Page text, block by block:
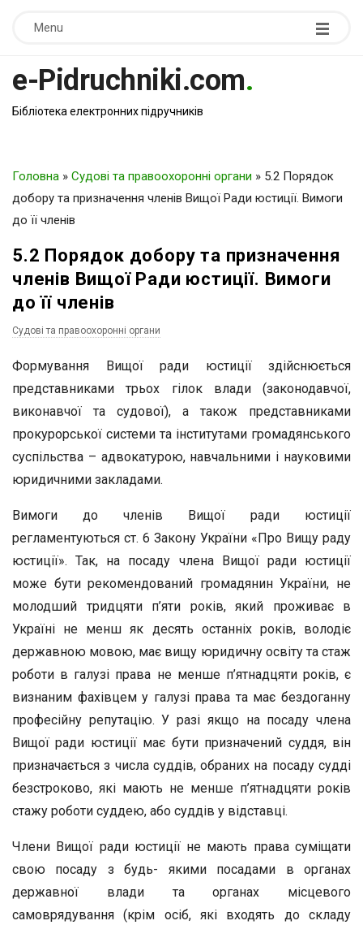
Menu
e-Pidruchniki.com.
Бібліотека електронних підручників
Головна » Судові та правоохоронні органи » 5.2 Порядок
добору та призначення членів Вищої Ради юстиції. Вимоги
до її членів
5.2 Порядок добору та призначення
членів Вищої Ради юстиції. Вимоги
до її членів
Судові та правоохоронні органи
Формування Вищої ради юстиції здійснюється
представниками трьох гілок влади (законодавчої,
виконавчої та судової), а також представниками
прокурорської системи та інститутами громадянського
суспільства – адвокатурою, навчальними і науковими
юридичними закладами.
Вимоги до членів Вищої ради юстиції
регламентуються ст. 6 Закону України «Про Вищу раду
юстиції». Так, на посаду члена Вищої ради юстиції
може бути рекомендований громадянин України, не
молодший тридцяти п’яти років, який проживає в
Україні не менш як десять останніх років, володіє
державною мовою, має вищу юридичну освіту та стаж
роботи в галузі права не менше п’ятнадцяти років, є
визнаним фахівцем у галузі права та має бездоганну
професійну репутацію. У разі якщо на посаду члена
Вищої ради юстиції має бути призначений суддя, він
призначається з числа суддів, обраних на посаду судді
безстроково, які мають не менше п’ятнадцяти років
стажу роботи суддею, або суддів у відставці.
Члени Вищої ради юстиції не мають права суміщати
свою посаду з будь- якими посадами в органах
державної влади та органах місцевого
самоврядування (крім осіб, які входять до складу